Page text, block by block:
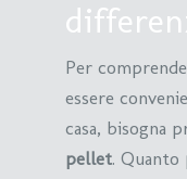
Per
essere
casa, bisogna
pellet. Quanto